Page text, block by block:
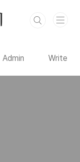
Admin Write